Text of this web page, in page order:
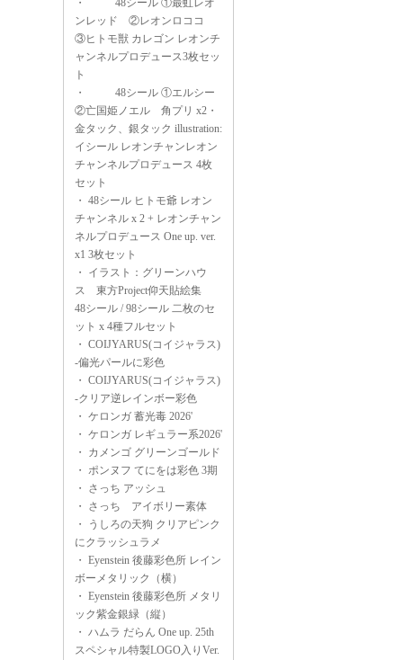
・
48シール ①最虹レオ
ンレッド ②レオンロココ
③ヒトモ獣 カレゴン レオンチ
ャンネルプロデュース3枚セッ
ト
・
48シール ①エルシー
②亡国姫ノエル 角プリ x2・
金タック、銀タック illustration:
イシール レオンチャンレオン
チャンネルプロデュース 4枚
セット
・ 48シール ヒトモ爺 レオン
チャンネル x 2 + レオンチャン
ネルプロデュース One up. ver.
x1 3枚セット
・ イラスト：グリーンハウ
ス 東方Project仰天貼絵集
48シール / 98シール 二枚のセ
ット x 4種フルセット
・ COIJYARUS(コイジャラス)
-偏光パールに彩色
・ COIJYARUS(コイジャラス)
-クリア逆レインボー彩色
・ ケロンガ 蓄光毒 2026'
・ ケロンガ レギュラー系2026'
・ カメンゴ グリーンゴールド
・ ポンヌフ てにをは彩色 3期
・ さっち アッシュ
・ さっち アイボリー素体
・
うしろの天狗 クリアピンク
にクラッシュラメ
・ Eyenstein 後藤彩色所 レイン
ボーメタリック（横）
・ Eyenstein 後藤彩色所 メタリ
ック紫金銀緑（縦）
・ ハムラ だらん One up. 25th
スペシャル特製LOGO入りVer.